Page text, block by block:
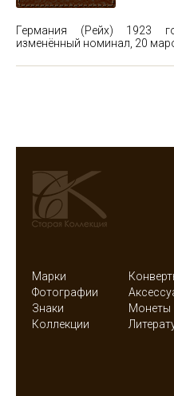
Германия (Рейх) 1923
изменённый номинал, 20
Марки
Фотографии
Знаки
Монеты
Коллекции